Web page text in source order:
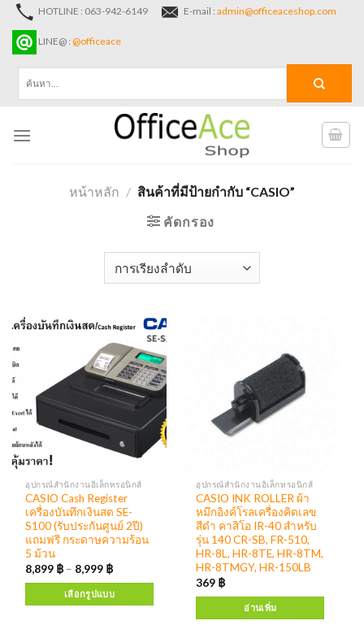
Skip
content
HOTLINE : 063-942-6149 E-mail : admin@officeaceshop.com
LINE@ : @officeace
หน้าหลัก / สินค้าที่มีป้ายกำกับ “CASIO”
คัดกรอง
อุปกรณ์สำนักงานอิเล็กทรอนิกส์
CASIO Cash Register
เครื่องบันทึกเงินสด SE-
S100 (รับประกันศูนย์ 2ปี)
แถมฟรี กระดาษความร้อน
5 ม้วน
8,899 ฿ – 8,999 ฿
เลือกรูปแบบ
อุปกรณ์สำนักงานอิเล็กทรอนิกส์
CASIO INK ROLLER ผ้า
หมึกอิงค์โรลเครื่องคิดเลข
สีดำ คาสิโอ IR-40 สำหรับ
รุ่น 140 CR-SB, FR-510,
HR-8L, HR-8TE, HR-8TM,
HR-8TMGY, HR-150LB
369 ฿
อ่านเพิ่ม